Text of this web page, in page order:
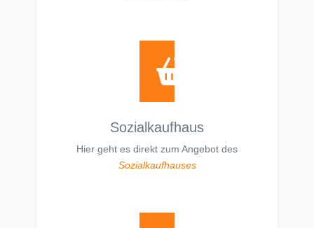
Sozialkaufhaus
Hier geht es direkt zum Angebot des
Sozialkaufhauses